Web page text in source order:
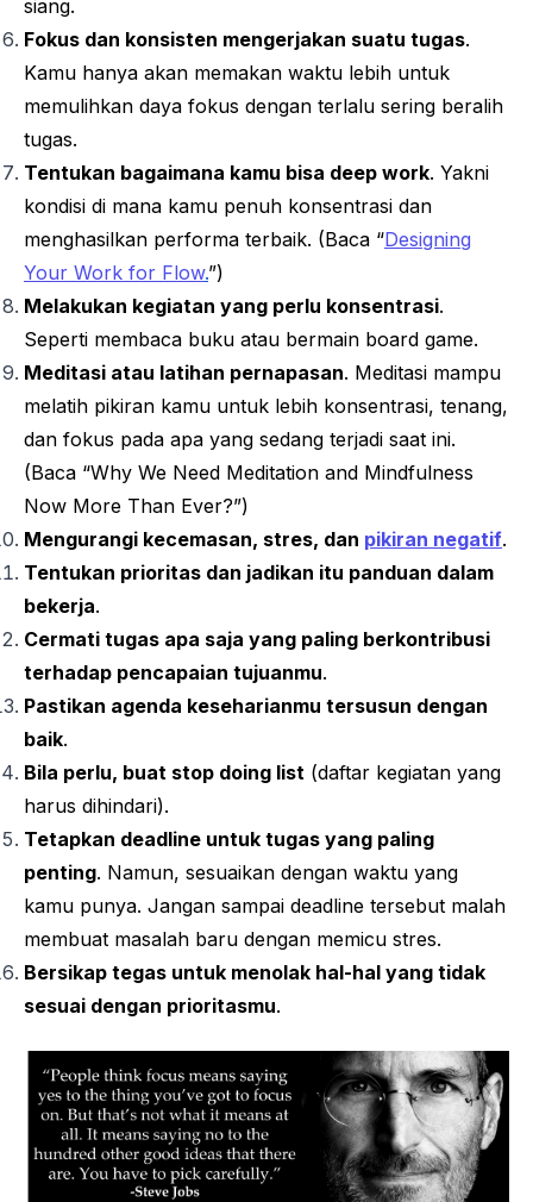
siang.
Fokus dan konsisten mengerjakan suatu tugas.
Kamu hanya akan memakan waktu lebih untuk
memulihkan daya fokus dengan terlalu sering beralih
tugas.
Tentukan bagaimana kamu bisa deep work. Yakni
kondisi di mana kamu penuh konsentrasi dan
menghasilkan performa terbaik. (Baca “Designing
Your Work for Flow.”)
Melakukan kegiatan yang perlu konsentrasi.
Seperti membaca buku atau bermain board game.
Meditasi atau latihan pernapasan. Meditasi mampu
melatih pikiran kamu untuk lebih konsentrasi, tenang,
dan fokus pada apa yang sedang terjadi saat ini.
(Baca “Why We Need Meditation and Mindfulness
Now More Than Ever?”)
Mengurangi kecemasan, stres, dan pikiran negatif.
Tentukan prioritas dan jadikan itu panduan dalam
bekerja.
Cermati tugas apa saja yang paling berkontribusi
terhadap pencapaian tujuanmu.
Pastikan agenda keseharianmu tersusun dengan
baik.
Bila perlu, buat stop doing list (daftar kegiatan yang
harus dihindari).
Tetapkan deadline untuk tugas yang paling
penting. Namun, sesuaikan dengan waktu yang
kamu punya. Jangan sampai deadline tersebut malah
membuat masalah baru dengan memicu stres.
Bersikap tegas untuk menolak hal-hal yang tidak
sesuai dengan prioritasmu.